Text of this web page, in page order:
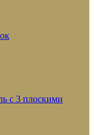
с 3 плоскими